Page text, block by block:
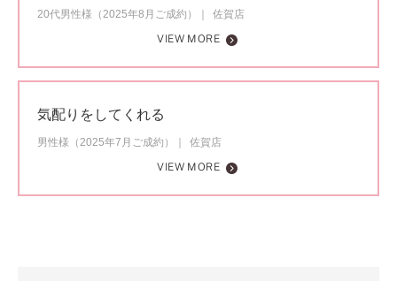
20代男性様（2025年8月ご成約）
佐賀店
VIEW MORE
気配りをしてくれる
男性様（2025年7月ご成約）
佐賀店
VIEW MORE